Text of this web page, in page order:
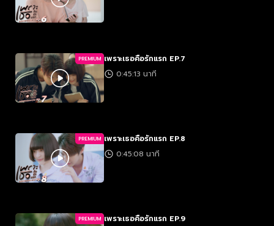
PREMIUM เพราะเธอคือรักแรก EP.7
0:45:13 นาที
PREMIUM เพราะเธอคือรักแรก EP.8
0:45:08 นาที
PREMIUM เพราะเธอคือรักแรก EP.9